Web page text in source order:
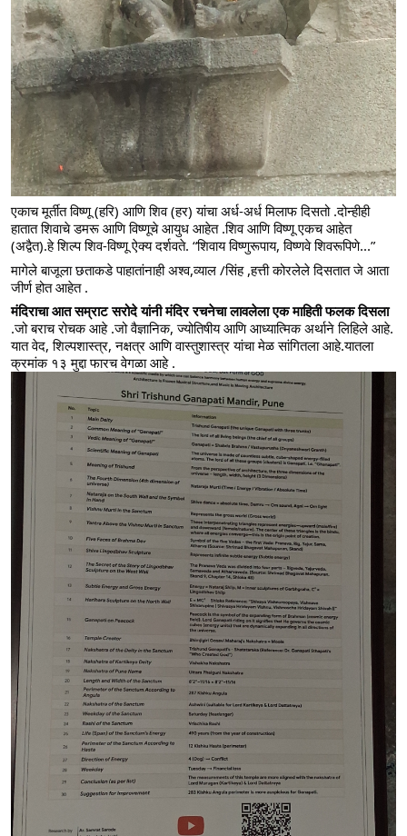
एकाच मूर्तीत विष्णू (हरि) आणि शिव (हर) यांचा अर्ध-अर्ध मिलाफ दिसतो .दोन्हीही
हातात शिवाचे डमरू आणि विष्णूचे आयुध आहेत .शिव आणि विष्णू एकच आहेत
(अद्वैत).हे शिल्प शिव-विष्णू ऐक्य दर्शवते. “शिवाय विष्णुरूपाय, विष्णवे शिवरूपिणे...”
मागेले बाजूला छताकडे पाहातांनाही अश्व,व्याल /सिंह ,हत्ती कोरलेले दिसतात जे आता
जीर्ण होत आहेत .
मंदिराचा आत सम्राट सरोदे यांनी मंदिर रचनेचा लावलेला एक माहिती फलक दिसला
.जो बराच रोचक आहे .जो वैज्ञानिक, ज्योतिषीय आणि आध्यात्मिक अर्थाने लिहिले आहे.
यात वेद, शिल्पशास्त्र, नक्षत्र आणि वास्तुशास्त्र यांचा मेळ सांगितला आहे.यातला
क्रमांक १३ मुद्दा फारच वेगळा आहे .